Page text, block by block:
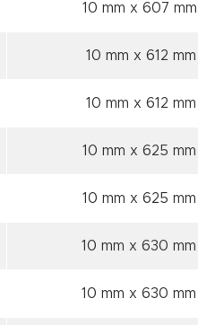
10 mm x 607 mm
10 mm x 612 mm
10 mm x 612 mm
10 mm x 625 mm
10 mm x 625 mm
10 mm x 630 mm
10 mm x 630 mm